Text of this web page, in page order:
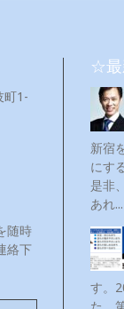
町1-
随時
絡下
☆最
新宿
にす
是非
あれ...
す。